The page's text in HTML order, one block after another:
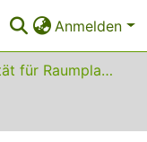
Anmelden
09 Fakultät für Raumplanung